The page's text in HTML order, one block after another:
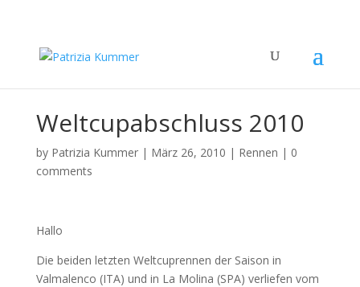
Weltcupabschluss 2010
by Patrizia Kummer| März 26, 2010 | Rennen | 0
comments
Hallo
Die beiden letzten Weltcuprennen der Saison in
Valmalenco (ITA) und in La Molina (SPA) verliefen vom